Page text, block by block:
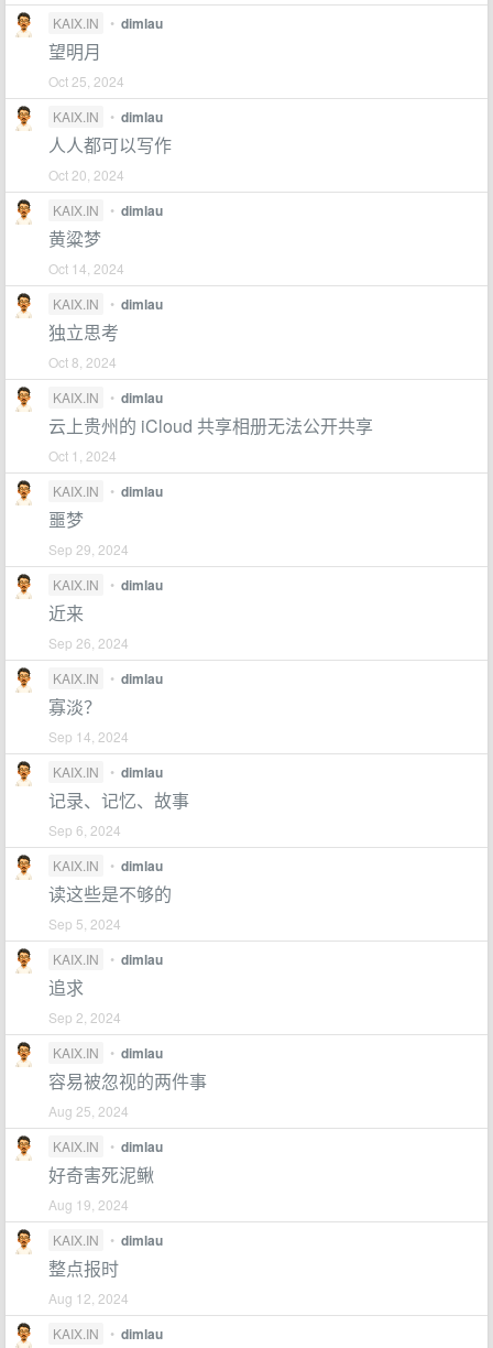
KAIX.IN
• dimlau
望明月
Oct 25, 2024
KAIX.IN
• dimlau
人人都可以写作
Oct 20, 2024
KAIX.IN
• dimlau
黄粱梦
Oct 14, 2024
KAIX.IN
• dimlau
独立思考
Oct 8, 2024
KAIX.IN
• dimlau
云上贵州的 iCloud 共享相册无法公开共享
Oct 1, 2024
KAIX.IN
• dimlau
噩梦
Sep 29, 2024
KAIX.IN
• dimlau
近来
Sep 26, 2024
KAIX.IN
• dimlau
寡淡？
Sep 14, 2024
KAIX.IN
• dimlau
记录、记忆、故事
Sep 6, 2024
KAIX.IN
• dimlau
读这些是不够的
Sep 5, 2024
KAIX.IN
• dimlau
追求
Sep 2, 2024
KAIX.IN
• dimlau
容易被忽视的两件事
Aug 25, 2024
KAIX.IN
• dimlau
好奇害死泥鳅
Aug 19, 2024
KAIX.IN
• dimlau
整点报时
Aug 12, 2024
KAIX.IN
• dimlau